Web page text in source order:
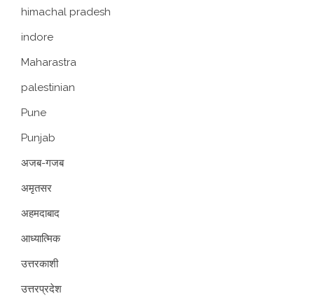
himachal pradesh
indore
Maharastra
palestinian
Pune
Punjab
अजब-गजब
अमृतसर
अहमदाबाद
आध्यात्मिक
उत्तरकाशी
उत्तरप्रदेश